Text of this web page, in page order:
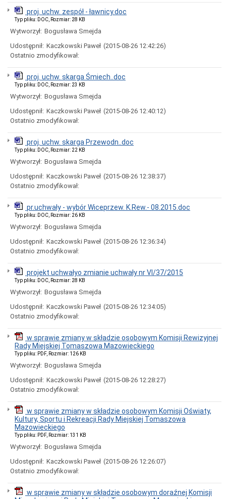
Rada
Miejska
2006-
2010
Urząd
Miasta
numeru
PESEL
obywatelom
UKRAINY
Надання
номера
для
біженців
України
Ogłoszenia
obwieszczenia
w
2026
roku
Ogłoszenia
obwieszczenia
w
roku
Ogłoszenia
obwieszczenia
2024
roku
Ogłoszenia
obwieszczenia
2023
roku
Ogłoszenia
w
2022
roku
Ogłoszenia
obwieszczenia
Informacje
Dane
adresowe
Dni
proj. uchw. zespół - ławnicy.doc
Typ pliku: DOC, Rozmiar: 28 KB
Wytworzył: Bogusława Smejda
Udostępnił: Kaczkowski Paweł (2015-08-26 12:42:26)
Ostatnio zmodyfikował:
proj. uchw. skarga Śmiech..doc
Typ pliku: DOC, Rozmiar: 23 KB
Wytworzył: Bogusława Smejda
Udostępnił: Kaczkowski Paweł (2015-08-26 12:40:12)
Ostatnio zmodyfikował:
proj. uchw. skarga Przewodn..doc
Typ pliku: DOC, Rozmiar: 22 KB
Wytworzył: Bogusława Smejda
Udostępnił: Kaczkowski Paweł (2015-08-26 12:38:37)
Ostatnio zmodyfikował:
pr.uchwały - wybór Wiceprzew. K.Rew.- 08.2015.doc
Typ pliku: DOC, Rozmiar: 26 KB
Wytworzył: Bogusława Smejda
Udostępnił: Kaczkowski Paweł (2015-08-26 12:36:34)
Ostatnio zmodyfikował:
projekt uchwałyo zmianie uchwały nr VI/37/2015
Typ pliku: DOC, Rozmiar: 28 KB
Wytworzył: Bogusława Smejda
Udostępnił: Kaczkowski Paweł (2015-08-26 12:34:05)
Ostatnio zmodyfikował:
w sprawie zmiany w składzie osobowym Komisji Rewizyjnej
Rady Miejskiej Tomaszowa Mazowieckiego
Typ pliku: PDF, Rozmiar: 126 KB
Wytworzył: Bogusława Smejda
Udostępnił: Kaczkowski Paweł (2015-08-26 12:28:27)
Ostatnio zmodyfikował:
w sprawie zmiany w składzie osobowym Komisji Oświaty,
Kultury, Sportu i Rekreacji Rady Miejskiej Tomaszowa
Mazowieckiego
Typ pliku: PDF, Rozmiar: 131 KB
Wytworzył: Bogusława Smejda
Udostępnił: Kaczkowski Paweł (2015-08-26 12:26:07)
Ostatnio zmodyfikował:
w sprawie zmiany w składzie osobowym doraźnej Komisji